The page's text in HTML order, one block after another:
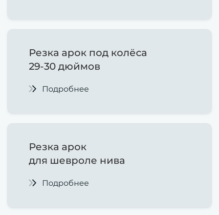
Резка арок под колёса
29-30 дюймов
Подробнее
Резка арок
для шевроле нива
Подробнее